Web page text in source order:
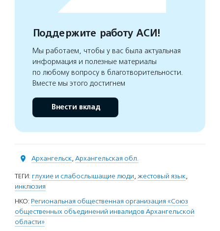
Поддержите работу АСИ!
Мы работаем, чтобы у вас была актуальная
информация и полезные материалы
по любому вопросу в благотворительности.
Вместе мы этого достигнем
Внести вклад
Архангельск, Архангельская обл.
ТЕГИ: глухие и слабослышащие люди, жестовый язык,
инклюзия
НКО: Региональная общественная организация «Союз
общественных объединений инвалидов Архангельской
области»